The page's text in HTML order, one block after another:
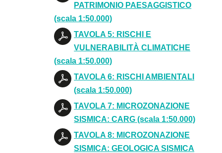
PATRIMONIO PAESAGGISTICO
(scala 1:50.000)
TAVOLA 5: RISCHI E
VULNERABILITÀ CLIMATICHE
(scala 1:50.000)
TAVOLA 6: RISCHI AMBIENTALI
(scala 1:50.000)
TAVOLA 7: MICROZONAZIONE
SISMICA: CARG (scala 1:50.000)
TAVOLA 8: MICROZONAZIONE
SISMICA: GEOLOGICA SISMICA